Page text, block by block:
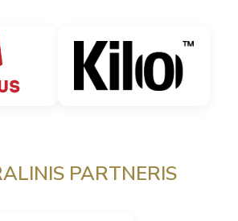
PARTNERIS